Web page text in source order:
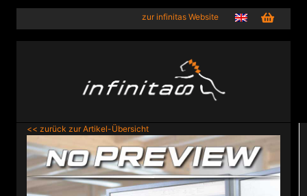
zur infinitas Website
<< zurück zur Artikel-Übersicht